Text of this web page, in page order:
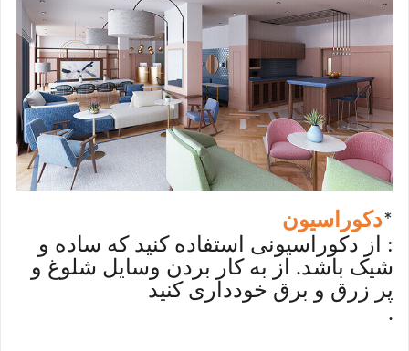
*دکوراسیون
: از دکوراسیونی استفاده کنید که ساده و
شیک باشد. از به کار بردن وسایل شلوغ و
پر زرق و برق خودداری کنید
.